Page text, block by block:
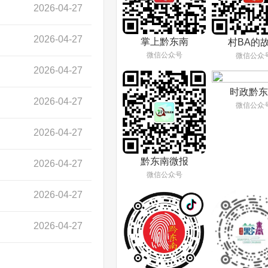
2026-04-27
2026-04-27
2026-04-27
2026-04-27
2026-04-27
2026-04-27
2026-04-27
2026-04-27
掌上黔东南
微信公众号
村BA的
微信公众
黔东南微报
微信公众号
时政黔
微信公众